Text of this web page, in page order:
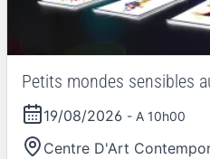
Petits mondes sensibles
19/08/2026 - A 10h00
Centre D'Art